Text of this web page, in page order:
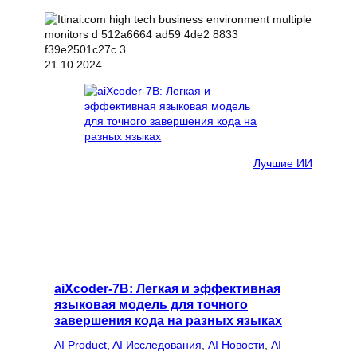
21.10.2024
Лучшие ИИ
aiXcoder-7B: Легкая и эффективная
языковая модель для точного
завершения кода на разных языках
AI Product AI Исследования AI Новости AI